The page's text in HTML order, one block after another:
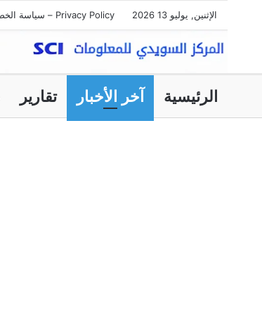
الإثنين, يوليو 13 2026 Privacy Policy – سياسة الخصوصية
الرئيسية آخر الأخبار تقارير